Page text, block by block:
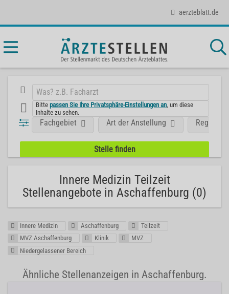
aerzteblatt.de
Bittepassen Sie Ihre Privatsphäre-Einstellungen an , um diese
Inhalte zu sehen.
Fachgebiet Art der Anstellung Region
Innere Medizin Teilzeit
Stellenangebote in Aschaffenburg (0)
Innere Medizin Aschaffenburg
Teilzeit
MVZ Aschaffenburg
Klinik
MVZ
Niedergelassener Bereich
Ähnliche Stellenanzeigen in Aschaffenburg.